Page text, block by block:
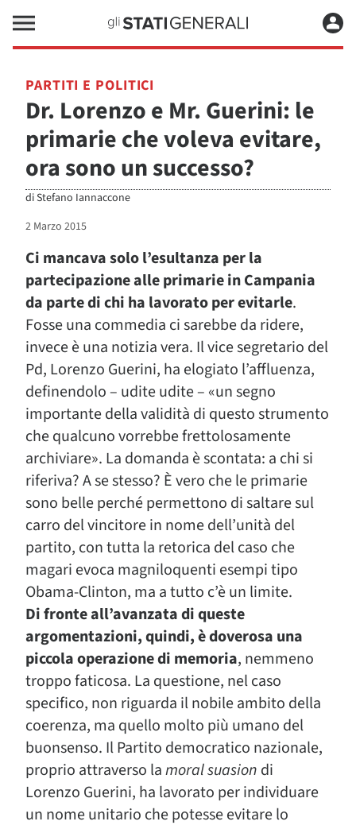
PARTITI E POLITICI
Dr. Lorenzo e Mr. Guerini: le
primarie che voleva evitare,
ora sono un successo?
diStefano Iannaccone
2 Marzo 2015
Ci mancava solo l’esultanza per la
partecipazione alle primarie in Campania
da parte di chi ha lavorato per evitarle.
Fosse una commedia ci sarebbe da ridere,
invece è una notizia vera. Il vice segretario del
Pd, Lorenzo Guerini, ha elogiato l’affluenza,
definendolo – udite udite – «un segno
importante della validità di questo strumento
che qualcuno vorrebbe frettolosamente
archiviare». La domanda è scontata: a chi si
riferiva? A se stesso? È vero che le primarie
sono belle perché permettono di saltare sul
carro del vincitore in nome dell’unità del
partito, con tutta la retorica del caso che
magari evoca magniloquenti esempi tipo
Obama-Clinton, ma a tutto c’è un limite.
Di fronte all’avanzata di queste
argomentazioni, quindi, è doverosa una
piccola operazione di memoria, nemmeno
troppo faticosa. La questione, nel caso
specifico, non riguarda il nobile ambito della
coerenza, ma quello molto più umano del
buonsenso. Il Partito democratico nazionale,
proprio attraverso lamoral suasion di
Lorenzo Guerini, ha lavorato per individuare
un nome unitario che potesse evitare lo